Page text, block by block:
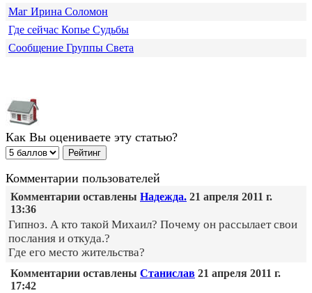
Маг Ирина Соломон
Где сейчас Копье Судьбы
Сообщение Группы Света
Как Вы оцениваете эту статью?
Комментарии пользователей
Комментарии оставлены Надежда. 21 апреля 2011 г.
13:36
Гипноз. А кто такой Михаил? Почему он рассылает свои
послания и откуда.?
Где его место жительства?
Комментарии оставлены Станислав 21 апреля 2011 г.
17:42